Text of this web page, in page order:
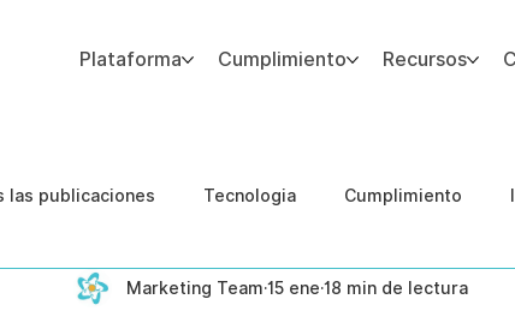
Plataforma Cumplimiento Recursos
las publicaciones Tecnologia Cumplimiento
Estudios de caso Etica de IA Integridad del Capital
Marketing Team 15 ene 18 min de lectura